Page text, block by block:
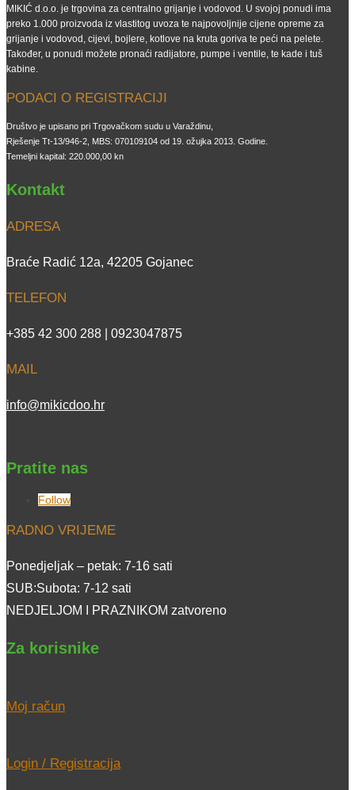
MIKIĆ d.o.o. je trgovina za centralno grijanje i vodovod. U svojoj ponudi ima
preko 1.000 proizvoda iz vlastitog uvoza te najpovoljnije cijene opreme za
grijanje i vodovod, cijevi, bojlere, kotlove na kruta goriva te peći na pelete.
Također, u ponudi možete pronaći radijatore, pumpe i ventile, te kade i tuš
kabine.
PODACI O REGISTRACIJI
Društvo je upisano pri Trgovačkom sudu u Varaždinu,
Rješenje Tt-13/946-2, MBS: 070109104 od 19. ožujka 2013. Godine.
Temeljni kapital: 220.000,00 kn
Kontakt
ADRESA
Braće Radić 12a, 42205 Gojanec
TELEFON
+385 42 300 288 | 0923047875
MAIL
info@mikicdoo.hr
Pratite nas
Follow
RADNO VRIJEME
Ponedjeljak – petak: 7-16 sati
SUB:Subota: 7-12 sati
NEDJELJOM I PRAZNIKOM zatvoreno
Za korisnike
Moj račun
Login / Registracija